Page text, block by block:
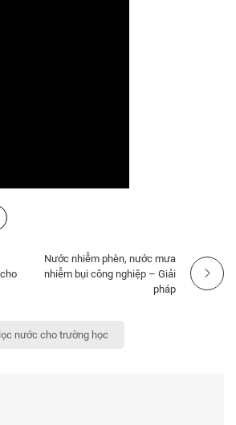
Nước nhiễm phèn, nước mưa
nhiễm bụi công nghiệp – Giải
pháp
nước cho trường học